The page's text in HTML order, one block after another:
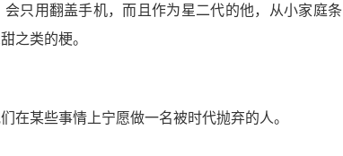
只用翻盖手机，而且作为星二代的他，从小家庭条
之类的梗。
在某些事情上宁愿做一名被时代抛弃的人。